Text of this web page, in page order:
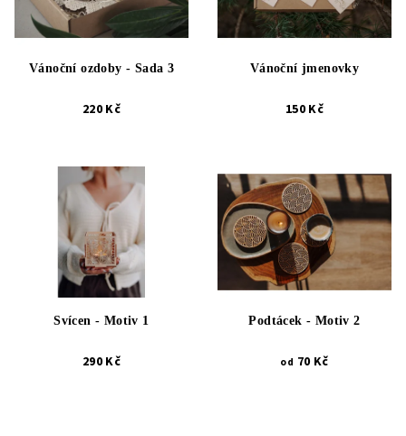
Vánoční ozdoby - Sada 3
220 Kč
Vánoční jmenovky
150 Kč
Svícen - Motiv 1
290 Kč
Podtácek - Motiv 2
od 70 Kč